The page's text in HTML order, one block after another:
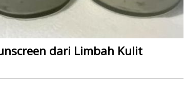
dari Limbah Kulit